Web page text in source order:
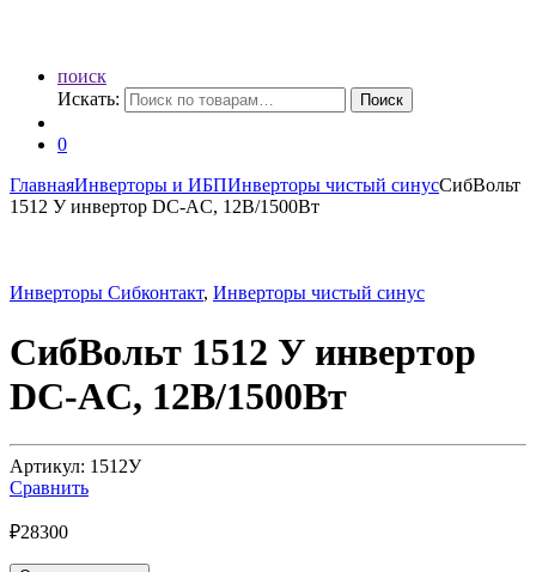
поиск
Искать:
Поиск
0
ГлавнаяИнверторы и ИБПИнверторы чистый синусСибВольт
1512 У инвертор DC-AC, 12В/1500Вт
Инверторы Сибконтакт, Инверторы чистый синус
СибВольт 1512 У инвертор
DC-AC, 12В/1500Вт
Артикул: 1512У
Сравнить
₽28300